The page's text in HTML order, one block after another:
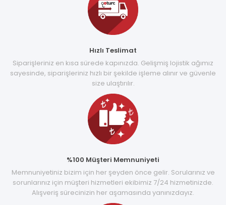
Hızlı Teslimat
Siparişleriniz en kısa sürede kapınızda. Gelişmiş lojistik ağımız
sayesinde, siparişleriniz hızlı bir şekilde işleme alınır ve güvenle
size ulaştırılır.
%100 Müşteri Memnuniyeti
Memnuniyetiniz bizim için her şeyden önce gelir. Sorularınız ve
sorunlarınız için müşteri hizmetleri ekibimiz 7/24 hizmetinizde.
Alışveriş sürecinizin her aşamasında yanınızdayız.